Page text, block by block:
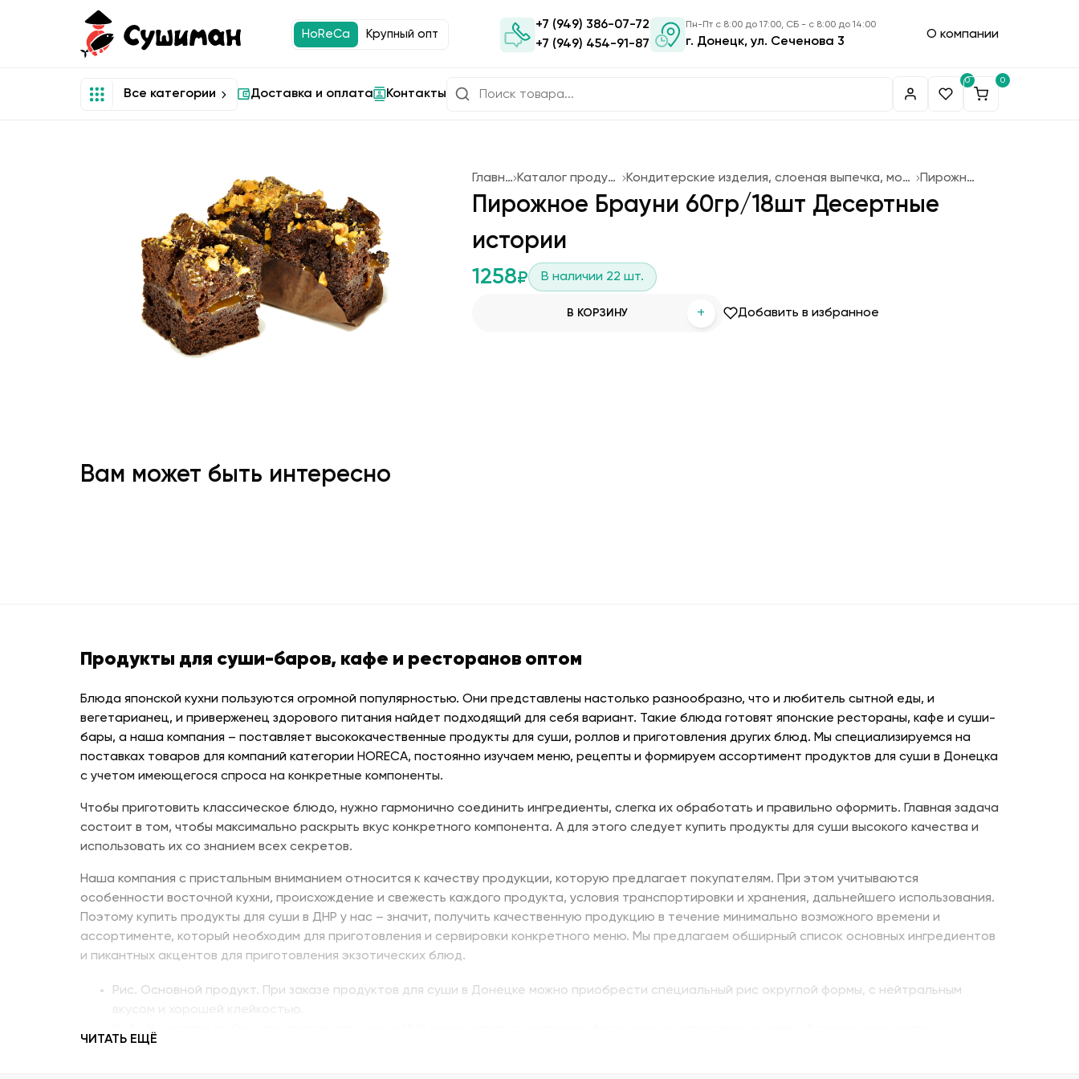
HoReCa Крупный опт
+7 (949) 386-07-72
+7 (949) 454-91-87
Пн-Пт с 8:00 до 17:00, СБ - с 8:00 до 14:00
г. Донецк, ул. Сеченова 3
О компании
Все категории Доставка и оплата Контакты
0 0
Главная Каталог продукции Кондитерские изделия, слоеная выпечка, мороженое Пирожные
Пирожное Брауни 60гр/18шт Десертные
истории
1258₽ В наличии 22 шт.
В КОРЗИНУ + Добавить в избранное
Вам может быть интересно
Продукты для суши-баров, кафе и ресторанов оптом
Блюда японской кухни пользуются огромной популярностью. Они представлены настолько разнообразно, что и любитель сытной еды, и
вегетарианец, и приверженец здорового питания найдет подходящий для себя вариант. Такие блюда готовят японские рестораны, кафе и суши-
бары, а наша компания – поставляет высококачественные продукты для суши, роллов и приготовления других блюд. Мы специализируемся на
поставках товаров для компаний категории HORECA, постоянно изучаем меню, рецепты и формируем ассортимент продуктов для суши в Донецка
с учетом имеющегося спроса на конкретные компоненты.
Чтобы приготовить классическое блюдо, нужно гармонично соединить ингредиенты, слегка их обработать и правильно оформить. Главная задача
состоит в том, чтобы максимально раскрыть вкус конкретного компонента. А для этого следует купить продукты для суши высокого качества и
использовать их со знанием всех секретов.
Наша компания с пристальным вниманием относится к качеству продукции, которую предлагает покупателям. При этом учитываются
особенности восточной кухни, происхождение и свежесть каждого продукта, условия транспортировки и хранения, дальнейшего использования.
Поэтому купить продукты для суши в ДНР у нас – значит, получить качественную продукцию в течение минимально возможного времени и
ассортименте, который необходим для приготовления и сервировки конкретного меню. Мы предлагаем обширный список основных ингредиентов
и пикантных акцентов для приготовления экзотических блюд.
Рис. Основной продукт. При заказе продуктов для суши в Донецке можно приобрести специальный рис округлой формы, с нейтральным
Рыбу. В составе рыбных продуктов для суши в ДНР можно заказать копченое филе лосося, охлажденную семгу. А также окунь унаги,
напоминающий сладкое мясо угря, окунь изумидай – вкусный и питательный. Стружка тунца бонито – для последнего штриха к оформлению.
ЧИТАТЬ ЕЩЁ